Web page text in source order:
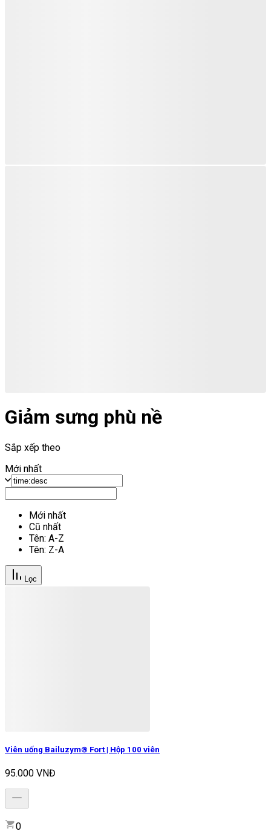
Giảm sưng phù nề
Sắp xếp theo
Mới nhất
Mới nhất
Cũ nhất
Tên: A-Z
Tên: Z-A
Lọc
Viên uống Bailuzym® Fort | Hộp 100 viên
95.000 VNĐ
0